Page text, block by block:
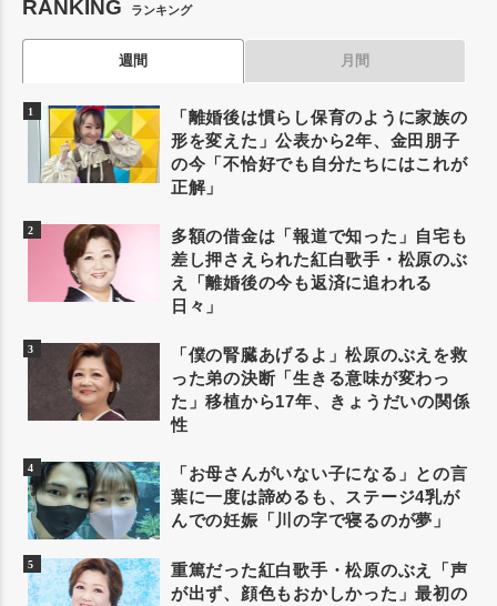
RANKING ランキング
週間 月間
「離婚後は慣らし保育のように家族の
形を変えた」公表から2年、金田朋子
の今「不恰好でも自分たちにはこれが
正解」
多額の借金は「報道で知った」自宅も
差し押さえられた紅白歌手・松原のぶ
え「離婚後の今も返済に追われる
日々」
「僕の腎臓あげるよ」松原のぶえを救
った弟の決断「生きる意味が変わっ
た」移植から17年、きょうだいの関係
性
「お母さんがいない子になる」との言
葉に一度は諦めるも、ステージ4乳が
んでの妊娠「川の字で寝るのが夢」
重篤だった紅白歌手・松原のぶえ「声
が出ず、顔色もおかしかった」最初の